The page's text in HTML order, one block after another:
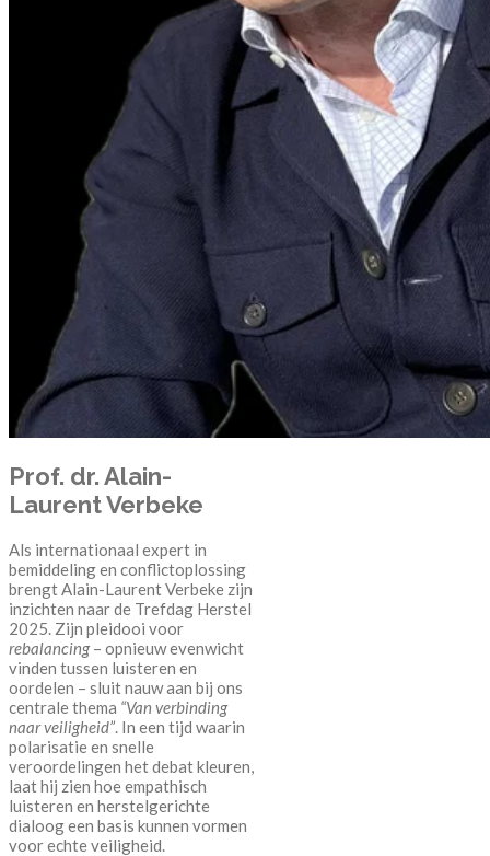
Prof. dr. Alain-
Laurent Verbeke
Als internationaal expert in
bemiddeling en conflictoplossing
brengt Alain-Laurent Verbeke zijn
inzichten naar de Trefdag Herstel
2025. Zijn pleidooi voor
rebalancing– opnieuw evenwicht
vinden tussen luisteren en
oordelen – sluit nauw aan bij ons
centrale thema “Van verbinding
naar veiligheid” . In een tijd waarin
polarisatie en snelle
veroordelingen het debat kleuren,
laat hij zien hoe empathisch
luisteren en herstelgerichte
dialoog een basis kunnen vormen
voor echte veiligheid.